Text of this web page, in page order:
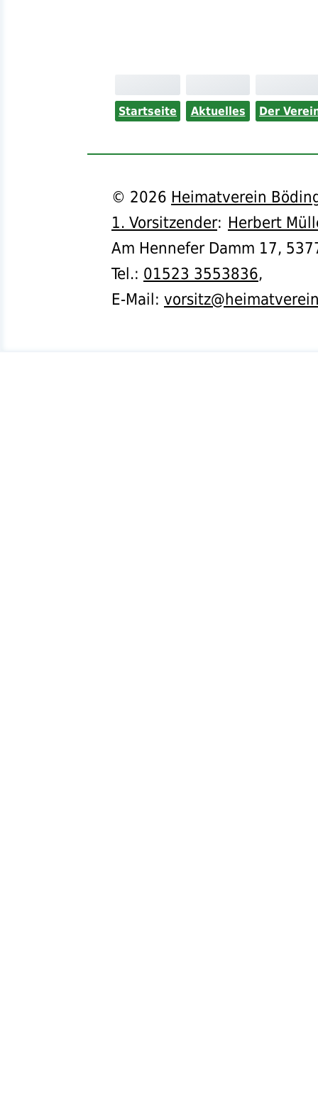
Startseite Aktuelles Der
© 2026 Heimatverein
1. Vorsitzender: Herbert
Am Hennefer Damm 17,
Tel.: 01523 3553836,
E-Mail: